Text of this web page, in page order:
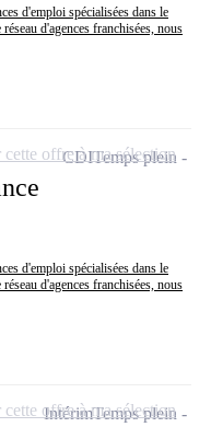
d'emploi spécialisées dans le
d'agences franchisées, nous
d'emploi spécialisées dans le
d'agences franchisées, nous
CDITemps plein
offre à ma sélection
IntérimTemps plein
offre à ma sélection